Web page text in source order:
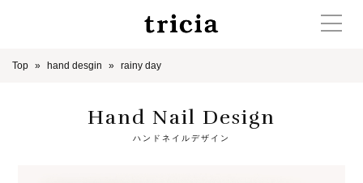
Top hand desgin rainy day
Hand Nail Design
ハンドネイルデザイン